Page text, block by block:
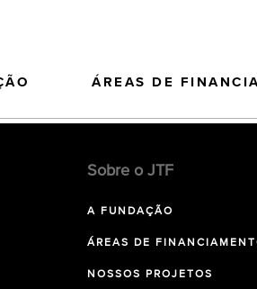
ÁREAS DE
Sobre o JTF
A FUNDAÇÃO
ÁREAS DE
NOSSOS PROJETOS